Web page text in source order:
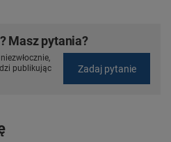
Masz pytania?
publikując
Zadaj pytanie